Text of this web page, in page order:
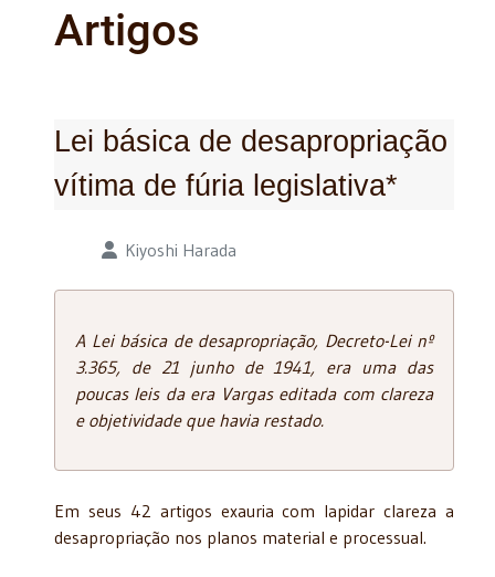
Artigos
Lei básica de desapropriação
vítima de fúria legislativa*
Detalhes Kiyoshi Harada
A Lei básica de desapropriação, Decreto-Lei nº
3.365, de 21 junho de 1941, era uma das
poucas leis da era Vargas editada com clareza
e objetividade que havia restado.
Em seus 42 artigos exauria com lapidar clareza a
desapropriação nos planos material e processual.